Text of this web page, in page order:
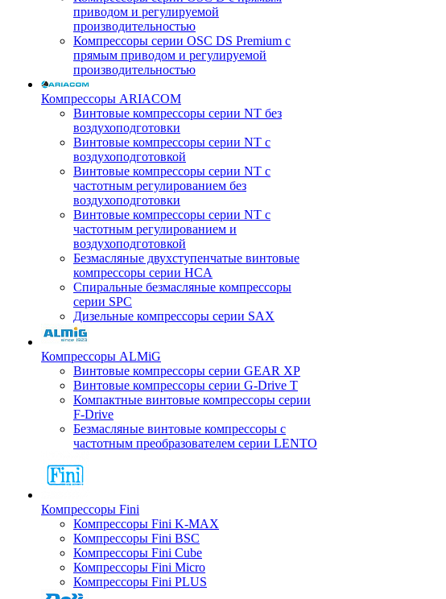
приводом и регулируемой
производительностью
Компрессоры серии OSC DS Premium с
прямым приводом и регулируемой
производительностью
Компрессоры ARIACOM
Винтовые компрессоры серии NT без
воздухоподготовки
Винтовые компрессоры серии NT c
воздухоподготовкой
Винтовые компрессоры серии NT с
частотным регулированием без
воздухоподготовки
Винтовые компрессоры серии NT с
частотным регулированием и
воздухоподготовкой
Безмасляные двухступенчатые винтовые
компрессоры серии HCA
Спиральные безмасляные компрессоры
серии SPC
Дизельные компрессоры серии SAX
Компрессоры ALMiG
Винтовые компрессоры серии GEAR XP
Винтовые компрессоры серии G-Drive T
Компактные винтовые компрессоры серии
F-Drive
Безмасляные винтовые компрессоры с
частотным преобразователем серии LENTO
Компрессоры Fini
Компрессоры Fini K-MAX
Компрессоры Fini BSC
Компрессоры Fini Cube
Компрессоры Fini Micro
Компрессоры Fini PLUS